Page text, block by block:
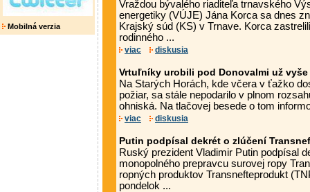
Mobilná verzia
Vraždou bývalého riaditeľa trnavského
energetiky (VÚJE) Jána Korca sa dnes
Krajský súd (KS) v Trnave. Korca
rodinného ...
viac diskusia
Vrtuľníky urobili pod Donovalmi už vyše
Na Starých Horách, kde včera v ťažko
požiar, sa stále nepodarilo v plnom
ohniská. Na tlačovej besede o tom
viac diskusia
Putin podpísal dekrét o zlúčení
Ruský prezident Vladimir Putin podpísal
monopolného prepravcu surovej ropy
ropných produktov Transnefteprodukt
pondelok ...